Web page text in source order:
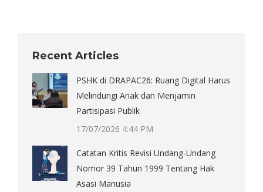
Recent Articles
PSHK di DRAPAC26: Ruang Digital Harus
Melindungi Anak dan Menjamin
Partisipasi Publik
17/07/2026 4:44 PM
Catatan Kritis Revisi Undang-Undang
Nomor 39 Tahun 1999 Tentang Hak
Asasi Manusia